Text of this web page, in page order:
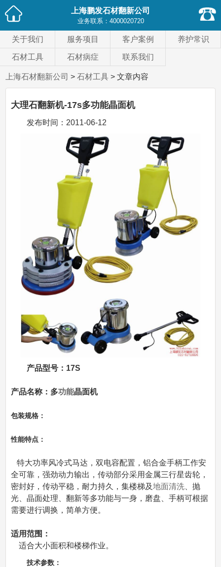
上海鹏发石材翻新公司
业务联系： 4000020720
关于我们 服务项目 客户案例 养护常识
石材工具 石材病症 联系我们
上海石材翻新公司 >石材工具 > 文章内容
大理石翻新机-17s多功能晶面机
发布时间： 2011-06-12
产品型号：17S
产品名称：多功能晶面机
包装规格：
性能特点：
特大功率风冷式马达，双电容配置，铝合金手柄工作安
全可靠，强劲动力输出，传动部分采用金属三行星齿轮，
密封好，传动平稳，耐力持久，集楼梯及地面清洗 、抛
光、晶面处理、翻新等多功能与一身，磨盘、手柄可根据
需要进行调换，简单方便。
适用范围：
适合大小面积和楼梯作业。
技术参数：